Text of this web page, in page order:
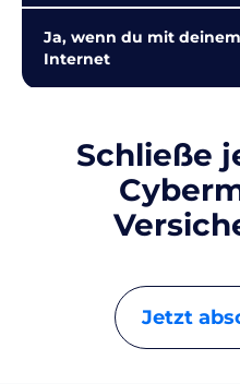
Ja, wenn du mit
Internet
Schließe
Jetzt